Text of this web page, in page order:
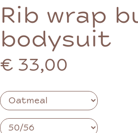
Rib wrap
bodysuit
€ 33,00